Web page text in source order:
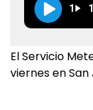
1
El Servicio
viernes en